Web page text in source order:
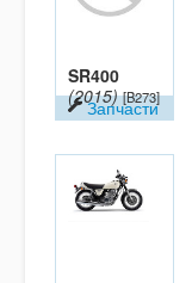
SR400
(2015) [B273]
Запчасти